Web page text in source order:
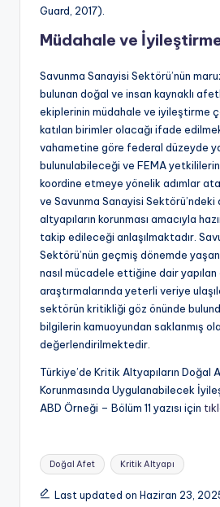
Guard, 2017).
Müdahale ve
Savunma Sanayisi Sektörü’nün
bulunan doğal ve insan kaynaklı
ekiplerinin müdahale ve iyileştirme
katılan birimler olacağı ifade
vahametine göre federal düzeyde
bulunulabileceği ve FEMA
koordine etmeye yönelik adımlar
ve Savunma Sanayisi
altyapıların korunması amacıyla
takip edileceği anlaşılmaktadır.
Sektörü’nün geçmiş dönemde
nasıl mücadele ettiğine dair yapılan
araştırmalarında yeterli veriye
sektörün kritikliği göz önünde
bilgilerin kamuoyundan saklanmış
değerlendirilmektedir.
Türkiye’de Kritik Altyapıların Doğal
Korunmasında Uygulanabilecek
ABD Örneği – Bölüm 11 yazısı için
Tags:
Doğal Afet Kritik Altyapı
Last updated on Haziran 23,